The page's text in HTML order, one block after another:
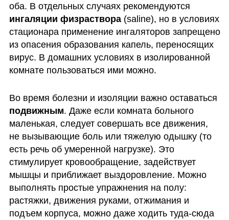
ингаляции физраствора (saline), но в условиях
стационара применение ингаляторов запрещено
из опасения образования капель, переносящих
вирус. В домашних условиях в изолированной
комнате пользоваться ими можно.
Во время болезни и изоляции важно оставаться
подвижным. Даже если комната больного
маленькая, следует совершать все движения,
не вызывающие боль или тяжелую одышку (то
есть речь об умеренной нагрузке). Это
стимулирует кровообращение, задействует
мышцы и приближает выздоровление. Можно
выполнять простые упражнения на полу:
растяжки, движения руками, отжимания и
подъем корпуса, можно даже ходить туда-сюда